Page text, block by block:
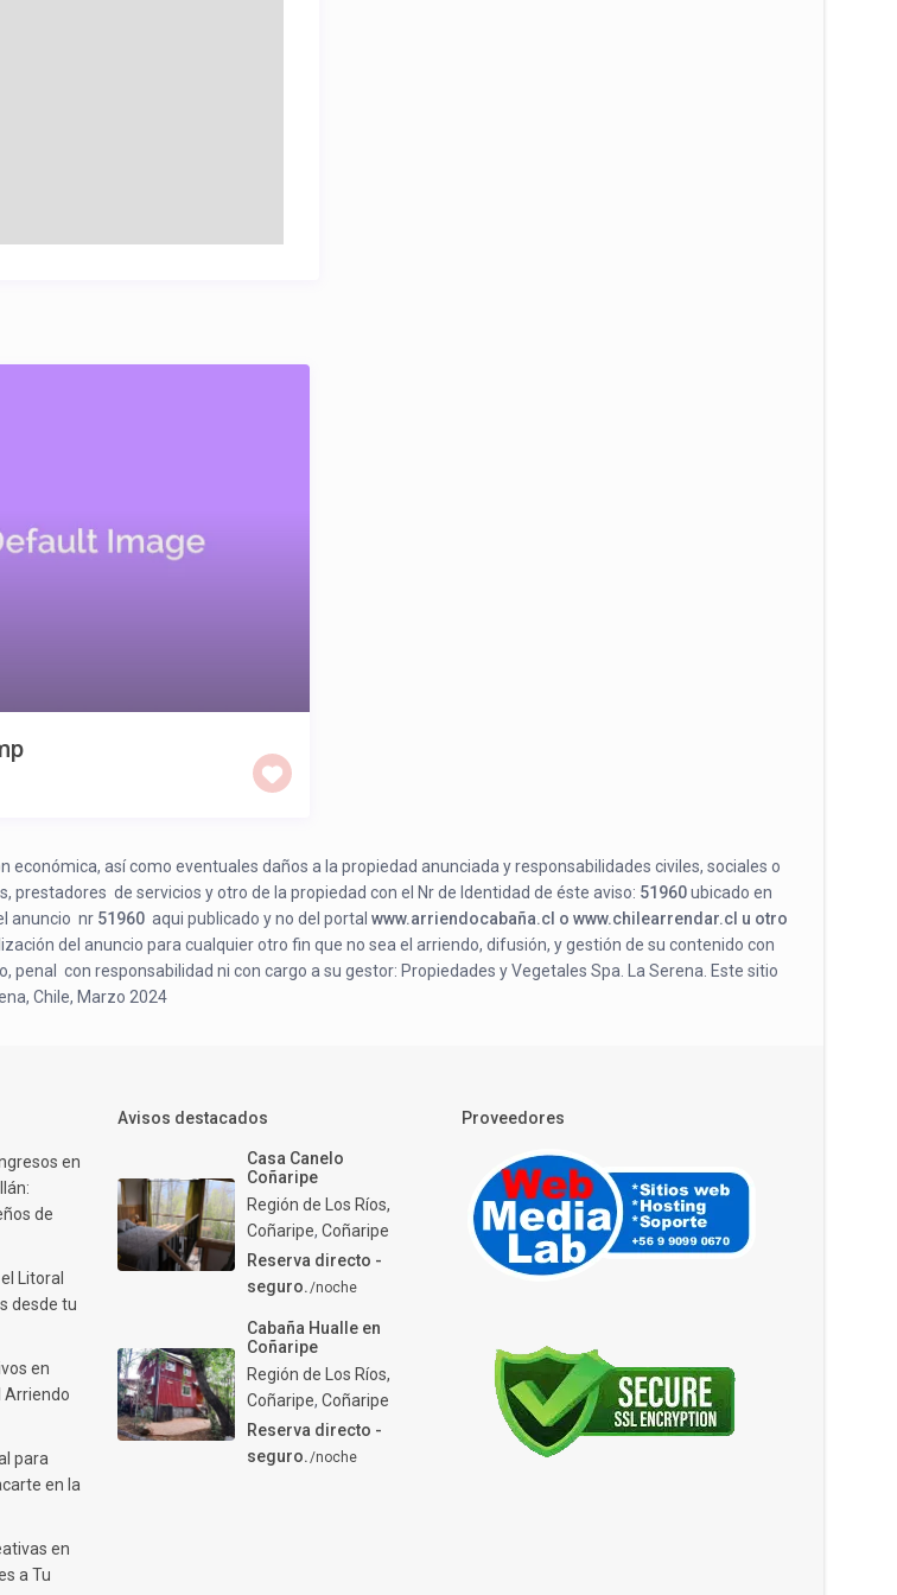
económica, así como eventuales daños a la propiedad anunciada y responsabilidades civiles, sociales o
de servicios y otro de la propiedad con el Nr de Identidad de éste aviso: 51960ubicado en
anuncio nr 51960 aqui publicado y no del portal www.arriendocabaña.cl o www.chilearrendar.cl u otro
del anuncio para cualquier otro fin que no sea el arriendo, difusión, y gestión de su contenido con
con responsabilidad ni con cargo a su gestor: Propiedades y Vegetales Spa. La Serena. Este sitio
Chile, Marzo 2024
en
de
Litoral
desde tu
en
Arriendo
para
en la
en
a Tu
Avisos destacados
Casa Canelo
Coñaripe
Región de Los Ríos,
Coñaripe,Coñaripe
Reserva directo -
seguro./noche
Cabaña Hualle en
Coñaripe
Región de Los Ríos,
Coñaripe,Coñaripe
Reserva directo -
seguro./noche
Proveedores